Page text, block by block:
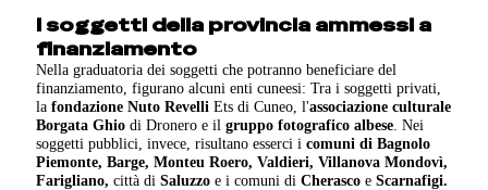
I soggetti della provincia ammessi a
finanziamento
Nella graduatoria dei soggetti che potranno beneficiare del
finanziamento, figurano alcuni enti cuneesi: Tra i soggetti privati,
lafondazione Nuto Revelli Ets di Cuneo, l'associazione culturale
Borgata Ghio di Dronero e ilgruppo fotografico albese . Nei
soggetti pubblici, invece, risultano esserci icomuni di Bagnolo
Piemonte, Barge, Monteu Roero, Valdieri, Villanova Mondovì,
Farigliano,città di Saluzzo e i comuni diCherascoe Scarnafigi.